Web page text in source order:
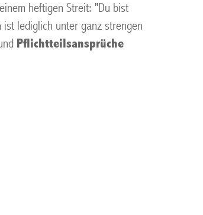
heftigen Streit: "Du bist
lediglich unter ganz strengen
Pflichtteilsansprüche